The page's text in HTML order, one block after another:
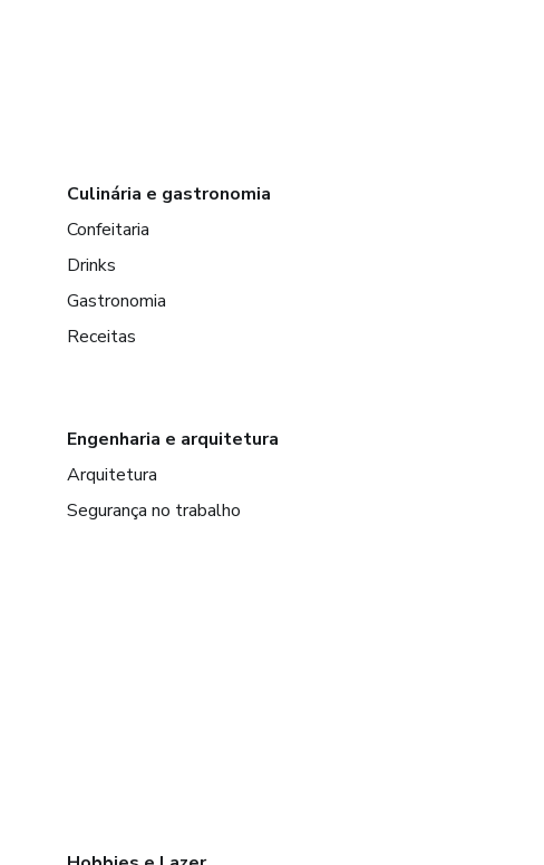
Culinária e gastronomia
Confeitaria
Drinks
Gastronomia
Receitas
Engenharia e arquitetura
Arquitetura
Segurança no trabalho